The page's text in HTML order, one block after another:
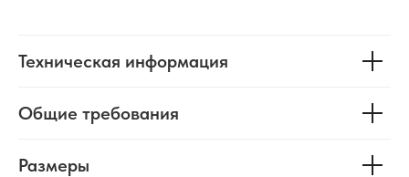
Техническая информация
Общие требования
Размеры